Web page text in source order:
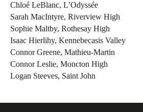
Chloé LeBlanc, L’Odyssée
Sarah MacIntyre, Riverview High
Sophie Maltby, Rothesay High
Isaac Hierlihy, Kennebecasis Valley
Connor Greene, Mathieu-Martin
Connor Leslie, Moncton High
Logan Steeves, Saint John